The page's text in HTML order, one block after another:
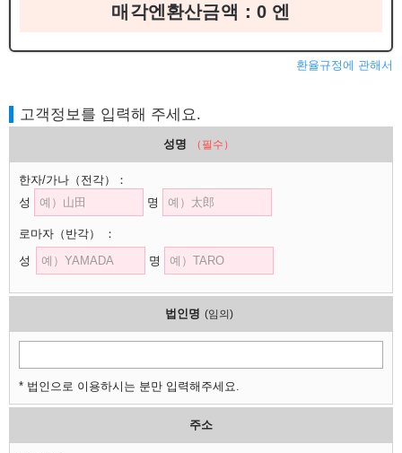
매각엔환산금액： 0 엔
환율규정에 관해서
고객정보를 입력해 주세요.
성명 （필수）
한자/가나 （전각）
：
성
명
로마자 （반각）
：
성
명
법인명 (임의)
* 법인으로 이용하시는 분만 입력해주세요.
주소